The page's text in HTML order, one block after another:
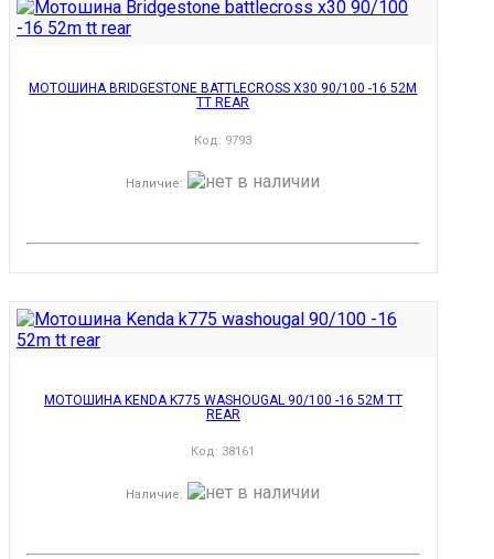
МОТОШИНА BRIDGESTONE BATTLECROSS X30 90/100 -16 52M
TT REAR
Код: 9793
Наличие:
МОТОШИНА KENDA K775 WASHOUGAL 90/100 -16 52M TT
REAR
Код: 38161
Наличие: